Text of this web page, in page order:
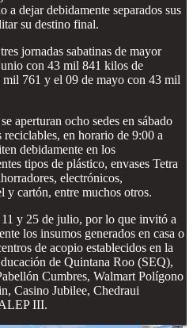
a dejar debidamente separados sus
su destino final.
jornadas sabatinas de mayor
con 43 mil 841 kilos de
mil 761 y el 09 de mayo con 43 mil
aperturan ocho sedes en sábado
en horario de 9:00 a
debidamente en los
tipos de plástico, envases Tetra
electrónicos,
y cartón, entre muchos otros.
y 25 de julio, por lo que invitó a
los insumos generados en casa o
de acopio establecidos en la
de Quintana Roo (SEQ),
Cumbres, Walmart Polígono
Casino Jubilee, Chedraui
III.